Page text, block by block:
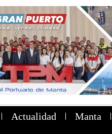
Actualidad Manta